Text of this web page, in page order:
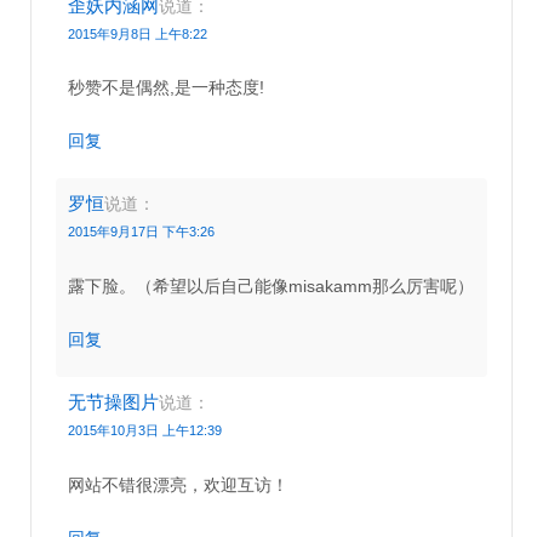
歪妖内涵网说道：
2015年9月8日 上午8:22
秒赞不是偶然,是一种态度!
回复
罗恒说道：
2015年9月17日 下午3:26
露下脸。（希望以后自己能像misakamm那么厉害呢）
回复
无节操图片说道：
2015年10月3日 上午12:39
网站不错很漂亮，欢迎互访！